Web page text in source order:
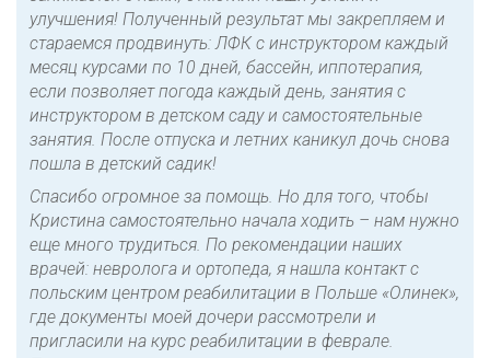
улучшения! Полученный результат мы закрепляем и
стараемся продвинуть: ЛФК с инструктором каждый
месяц курсами по 10 дней, бассейн, иппотерапия,
если позволяет погода каждый день, занятия с
инструктором в детском саду и самостоятельные
занятия. После отпуска и летних каникул дочь снова
пошла в детский садик!
Спасибо огромное за помощь. Но для того, чтобы
Кристина самостоятельно начала ходить – нам нужно
еще много трудиться. По рекомендации наших
врачей: невролога и ортопеда, я нашла контакт с
польским центром реабилитации в Польше «Олинек»,
где документы моей дочери рассмотрели и
пригласили на курс реабилитации в феврале.